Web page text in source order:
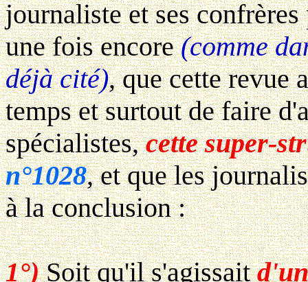
journaliste et ses
une fois encore(comme
déjà cité), que cette revue
temps et surtout de faire
spécialistes,cette super-
n°1028, et que les
à la conclusion :
1°)Soit qu'il s'agissait